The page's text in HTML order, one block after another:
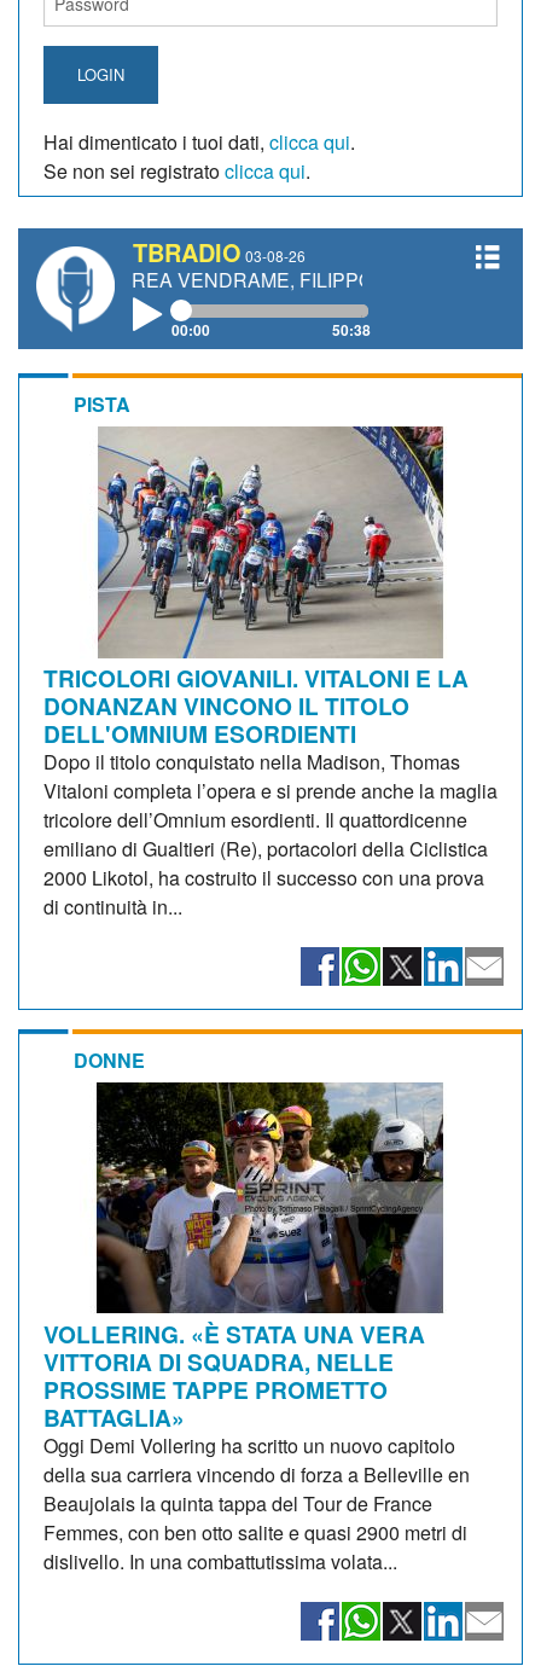
LOGIN
Hai dimenticato i tuoi dati, clicca qui.
Se non sei registratoclicca qui.
TBRADIO 03-08-26
VENDRAME, FILIPPO FIORELLI
00:00 50:38
PISTA
TRICOLORI GIOVANILI. VITALONI E LA
DONANZAN VINCONO IL TITOLO
DELL'OMNIUM ESORDIENTI
Dopo il titolo conquistato nella Madison, Thomas
Vitaloni completa l’opera e si prende anche la maglia
tricolore dell’Omnium esordienti. Il quattordicenne
emiliano di Gualtieri (Re), portacolori della Ciclistica
2000 Likotol, ha costruito il successo con una prova
di continuità in...
DONNE
VOLLERING. «È STATA UNA VERA
VITTORIA DI SQUADRA, NELLE
PROSSIME TAPPE PROMETTO
BATTAGLIA»
Oggi Demi Vollering ha scritto un nuovo capitolo
della sua carriera vincendo di forza a Belleville en
Beaujolais la quinta tappa del Tour de France
Femmes, con ben otto salite e quasi 2900 metri di
dislivello. In una combattutissima volata...